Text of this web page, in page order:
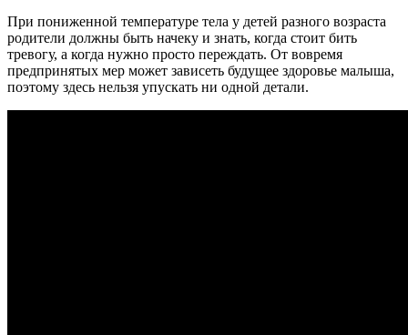
При пониженной температуре тела у детей разного возраста
родители должны быть начеку и знать, когда стоит бить
тревогу, а когда нужно просто переждать. От вовремя
предпринятых мер может зависеть будущее здоровье малыша,
поэтому здесь нельзя упускать ни одной детали.